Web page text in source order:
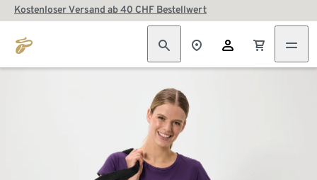
Kostenloser Versand ab 40 CHF Bestellwert